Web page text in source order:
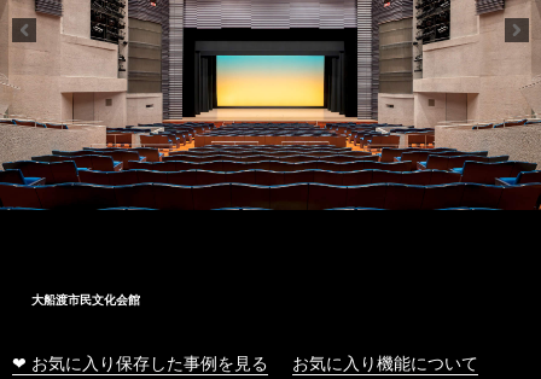
大船渡市民文化会館
❤ お気に入り保存した事例を見る お気に入り機能について